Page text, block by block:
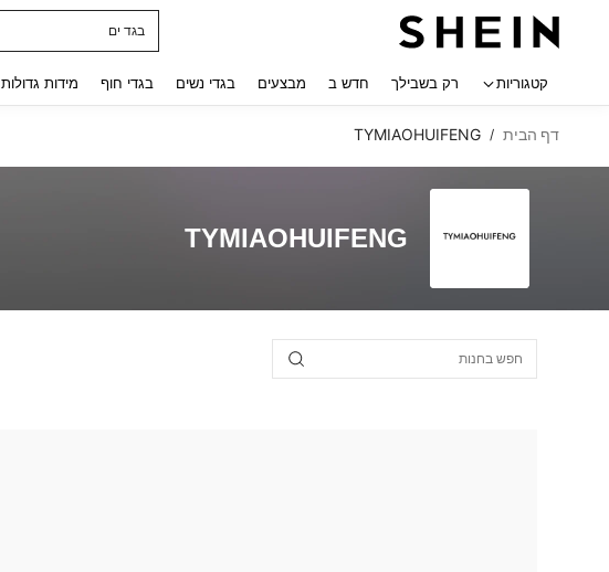
בגד ים
קטגוריות רק בשבילך חדש ב מבצעים בגדי נשים בגדי חוף מידות גדולות
דף הבית /
TYMIAOHUIFENG
TYMIAOHUIFENG